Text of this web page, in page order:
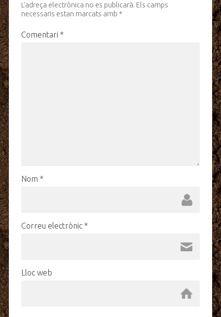
L'adreça electrònica no es publicarà. Els camps
necessaris estan marcats amb *
Comentari *
Nom *
Correu electrònic *
Lloc web